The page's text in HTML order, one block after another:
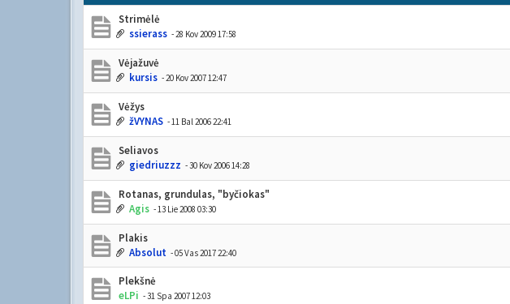
Strimėlė
ssierass - 28 Kov 2009 17:58
Vėjažuvė
kursis - 20 Kov 2007 12:47
Vėžys
žVYNAS - 11 Bal 2006 22:41
Seliavos
giedriuzzz - 30 Kov 2006 14:28
Rotanas, grundulas, "byčiokas"
Agis - 13 Lie 2008 03:30
Plakis
Absolut - 05 Vas 2017 22:40
Plekšnė
eLPi - 31 Spa 2007 12:03